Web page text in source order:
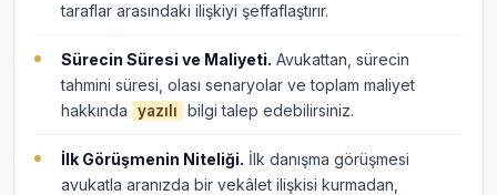
taraflar arasındaki ilişkiyi şeffaflaştırır.
Sürecin Süresi ve Maliyeti. Avukattan, sürecin
tahmini süresi, olası senaryolar ve toplam maliyet
hakkında
yazılı bilgi talep edebilirsiniz.
İlk Görüşmenin Niteliği. İlk danışma görüşmesi
avukatla aranızda bir vekâlet ilişkisi kurmadan,